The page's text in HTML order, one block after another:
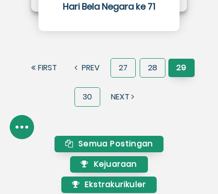
Hari Bela Negara ke 71
FIRST PREV 27 28 29
30 NEXT
Semua Postingan
Kejuaraan
Ekstrakurikuler